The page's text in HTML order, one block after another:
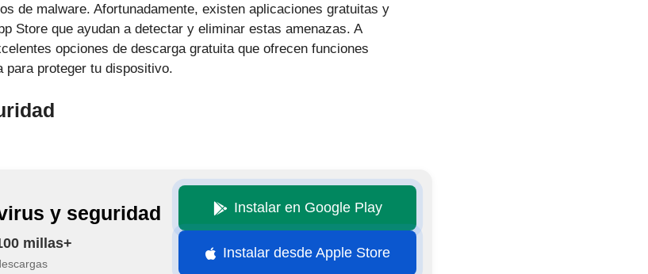
de malware. Afortunadamente, existen aplicaciones gratuitas y
Store que ayudan a detectar y eliminar estas amenazas. A
opciones de descarga gratuita que ofrecen funciones
para proteger tu dispositivo.
y seguridad
millas+
Instalar en Google Play
Instalar desde Apple Store